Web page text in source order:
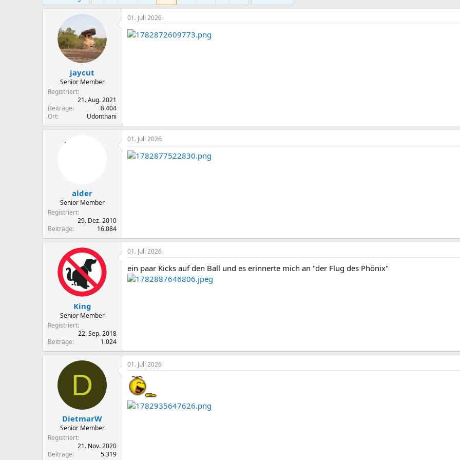
m
jaycut
Senior Member
Registriert
21. Aug. 2021
Beiträge
8.404
Ort
Udonthani
01. Juli 2026
alder
Senior Member
Registriert
29. Dez. 2010
Beiträge
16.084
01. Juli 2026
King
Senior Member
Registriert
22. Sep. 2018
Beiträge
1.024
01. Juli 2026
ein paar Kicks auf den Ball und es erinnerte mich an "der Flug des Phönix"
D
DietmarW
Senior Member
Registriert
21. Nov. 2020
Beiträge
5.319
01. Juli 2026